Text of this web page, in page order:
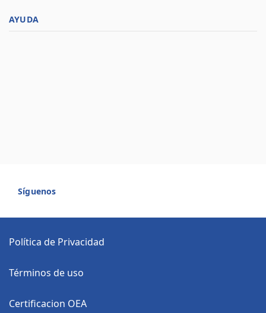
AYUDA
Síguenos
Política de Privacidad
Términos de uso
Certificacion OEA